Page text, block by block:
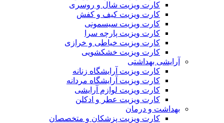
کارت ویزیت شال و روسری
کارت ویزیت کیف و کفش
کارت ویزیت سیسمونی
کارت ویزیت پارچه سرا
کارت ویزیت خیاطی و خرازی
کارت ویزیت خشکشویی
آرایشی بهداشتی
کارت ویزیت آرایشگاه زنانه
کارت ویزیت آرایشگاه مردانه
کارت ویزیت لوازم آرایشی
کارت ویزیت عطر و ادکلن
بهداشت و درمان
کارت ویزیت پزشکان و متخصصان